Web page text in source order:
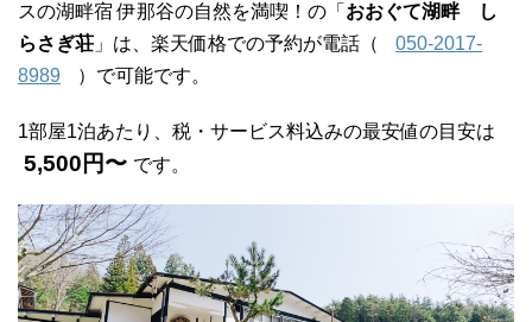
スの湖畔宿 伊那谷の自然を満喫！の「 おおぐて湖畔 し
らさぎ荘 」は、楽天価格での予約が電話（
050-2017-
8989
）で可能です。
1部屋1泊あたり、税・サービス料込みの最安値の目安は
5,500円〜 です。